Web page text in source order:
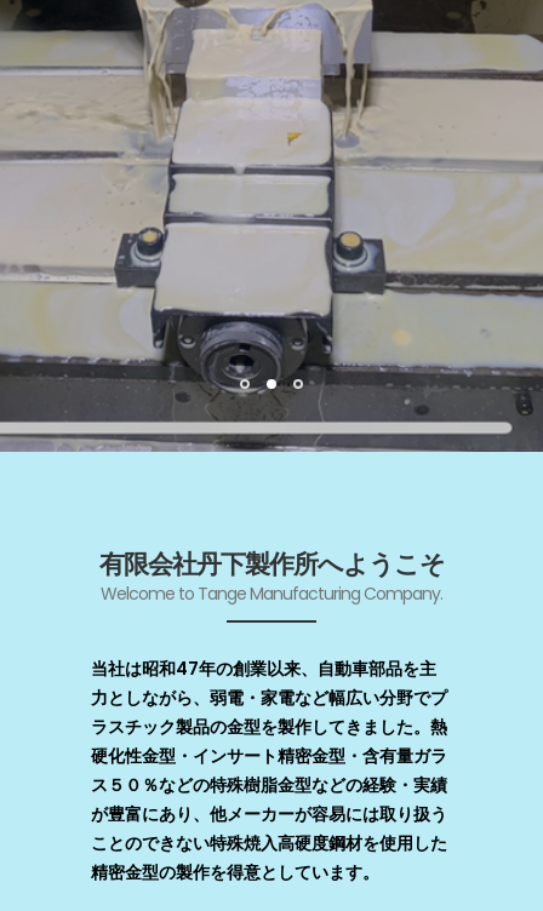
有限会社丹下製作所へようこそ
Welcome to Tange Manufacturing Company.
当社は昭和47年の創業以来、自動車部品を主
力としながら、弱電・家電など幅広い分野でプ
ラスチック製品の金型を製作してきました。熱
硬化性金型・インサート精密金型・含有量ガラ
ス５０％などの特殊樹脂金型などの経験・実績
が豊富にあり、他メーカーが容易には取り扱う
ことのできない特殊焼入高硬度鋼材を使用した
精密金型の製作を得意としています。